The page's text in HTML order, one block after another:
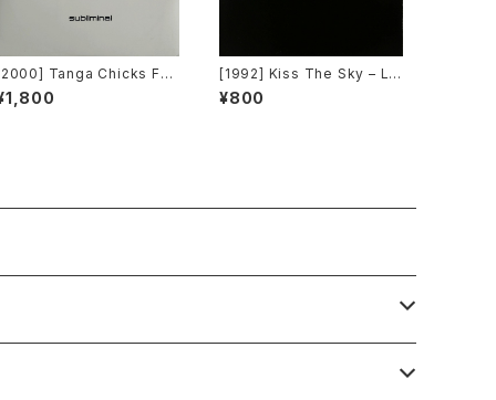
Tanga Chicks Fea
Dimitri & Tom – Bra
Over Zurich [Sublimin
[1992] Kiss The Sky – Liv
ing For You / Voodoo Chi
le / What Does It Take? /
¥800